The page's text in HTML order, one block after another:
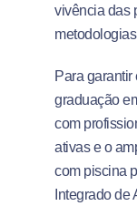
vivência das
Para
graduação
com
ativas e o
com piscina
Integrado